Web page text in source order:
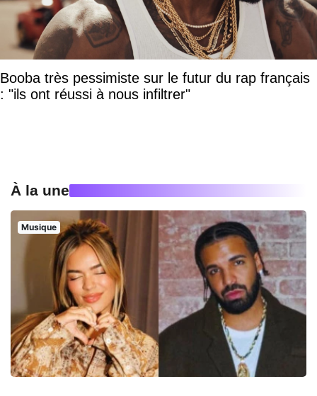
Booba très pessimiste sur le futur du rap français
: "ils ont réussi à nous infiltrer"
À la une
Musique